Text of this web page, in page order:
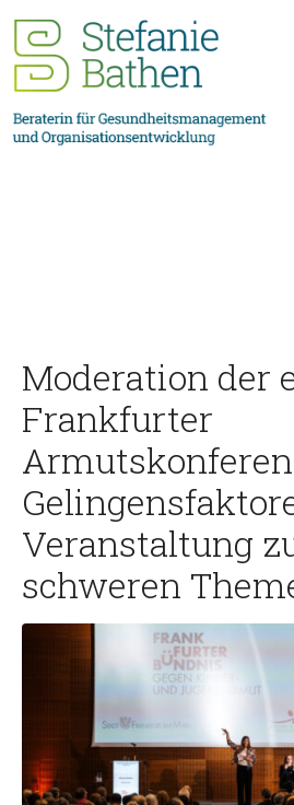
Moderation der
Frankfurter
Veranstaltung
schweren